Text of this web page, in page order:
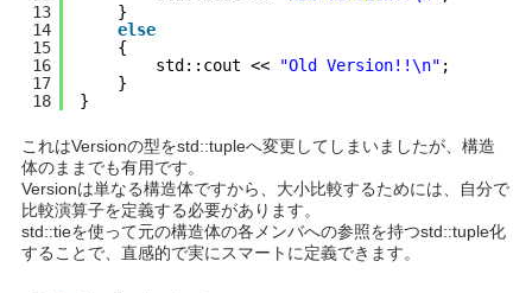
13
14
15
16
17
18
}
else
{
std::cout << "Old Version!!\n" ;
}
}
これはVersionの型をstd::tupleへ変更してしまいましたが、構造
体のままでも有用です。
Versionは単なる構造体ですから、大小比較するためには、自分で
比較演算子を定義する必要があります。
std::tieを使って元の構造体の各メンバへの参照を持つstd::tuple化
することで、直感的で実にスマートに定義できます。